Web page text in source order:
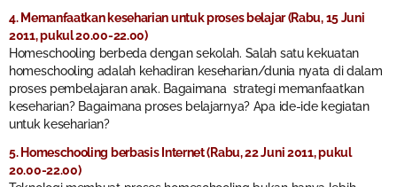
4. Memanfaatkan keseharian untuk proses belajar (Rabu, 15 Juni
2011, pukul 20.00-22.00)
Homeschooling berbeda dengan sekolah. Salah satu kekuatan
homeschooling adalah kehadiran keseharian/dunia nyata di dalam
proses pembelajaran anak. Bagaimana strategi memanfaatkan
keseharian? Bagaimana proses belajarnya? Apa ide-ide kegiatan
untuk keseharian?
5. Homeschooling berbasis Internet (Rabu, 22 Juni 2011, pukul
20.00-22.00)